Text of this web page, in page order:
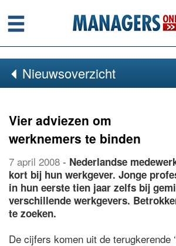
Menu
Nieuwsoverzicht
Vier adviezen om
werknemers te binden
7 april 2008 - Nederlandse
kort bij hun werkgever. Jonge
in hun eerste tien jaar zelfs bij
verschillende werkgevers.
te zoeken.
De cijfers komen uit de terugkerende